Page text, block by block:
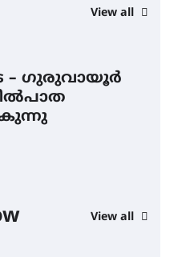
View all
– ഗുരുവായൂർ
View all
2026
ഡോക്ടറേറ്റ്
ആര്യ
2026
2026